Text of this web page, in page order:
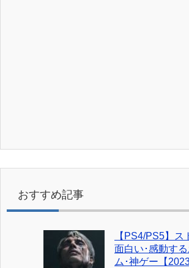
おすすめ記事
【PS4/PS5】
面白い･感動す
ム･神ゲー【